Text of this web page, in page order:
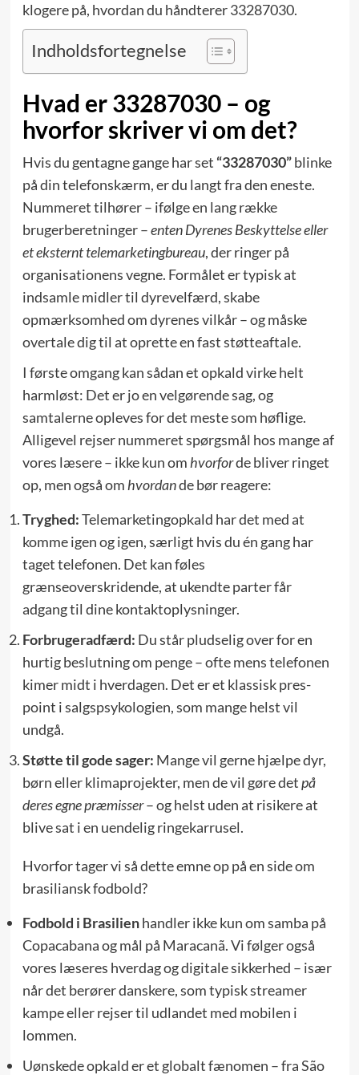
klogere på, hvordan du håndterer 33287030.
Indholdsfortegnelse
Hvad er 33287030 – og
hvorfor skriver vi om det?
Hvis du gentagne gange har set “33287030”blinke
på din telefonskærm, er du langt fra den eneste.
Nummeret tilhører – ifølge en lang række
brugerberetninger –enten Dyrenes Beskyttelse eller
et eksternt telemarketingbureau, der ringer på
organisationens vegne. Formålet er typisk at
indsamle midler til dyrevelfærd, skabe
opmærksomhed om dyrenes vilkår – og måske
overtale dig til at oprette en fast støtteaftale.
I første omgang kan sådan et opkald virke helt
harmløst: Det er jo en velgørende sag, og
samtalerne opleves for det meste som høflige.
Alligevel rejser nummeret spørgsmål hos mange af
vores læsere – ikke kun om hvorforde bliver ringet
op, men også om hvordande bør reagere:
Tryghed:Telemarketing­opkald har det med at
komme igen og igen, særligt hvis du én gang har
taget telefonen. Det kan føles
grænseoverskridende, at ukendte parter får
adgang til dine kontaktoplysninger.
Forbrugeradfærd: Du står pludselig over for en
hurtig beslutning om penge – ofte mens telefonen
kimer midt i hverdagen. Det er et klassisk pres-
point i salgspsykologien, som mange helst vil
undgå.
Støtte til gode sager: Mange vil gerne hjælpe dyr,
børn eller klimaprojekter, men de vil gøre detpå
deres egne præmisser– og helst uden at risikere at
blive sat i en uendelig ringekarrusel.
Hvorfor tager vi så dette emne op på en side om
brasiliansk fodbold?
Fodbold i Brasilienhandler ikke kun om samba på
Copacabana og mål på Maracanã. Vi følger også
vores læseres hverdag og digitale sikkerhed – især
når det berører danskere, som typisk streamer
kampe eller rejser til udlandet med mobilen i
lommen.
Uønskede opkald er et globalt fænomen – fra São